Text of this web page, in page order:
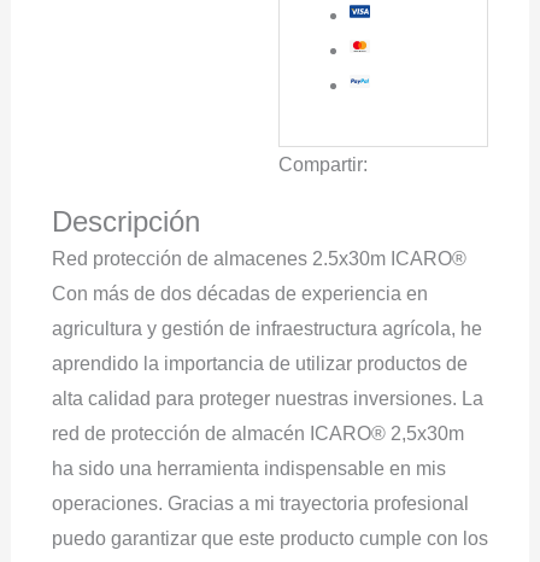
Compartir:
Descripción
Red protección de almacenes 2.5x30m ICARO®
Con más de dos décadas de experiencia en
agricultura y gestión de infraestructura agrícola, he
aprendido la importancia de utilizar productos de
alta calidad para proteger nuestras inversiones. La
red de protección de almacén ICARO® 2,5x30m
ha sido una herramienta indispensable en mis
operaciones. Gracias a mi trayectoria profesional
puedo garantizar que este producto cumple con los